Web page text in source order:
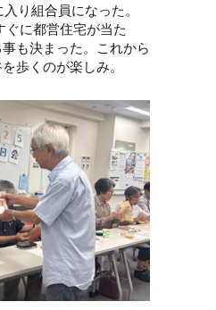
り組合員になった。
に都営住宅が当た
も決まった。これから
歩くのが楽しみ。